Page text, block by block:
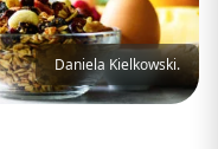
Daniela Kielkowski.